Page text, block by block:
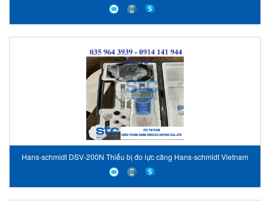
Hans-schmidt DSV-200N Thiếu bị đo lực căng Hans-schmidt Vietnam